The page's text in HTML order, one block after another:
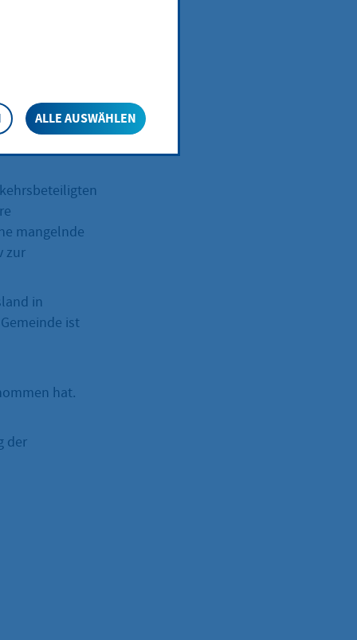
Sie diese
mangelnde
zur
in
ist
hat.
der
ALLE AUSWÄHLEN